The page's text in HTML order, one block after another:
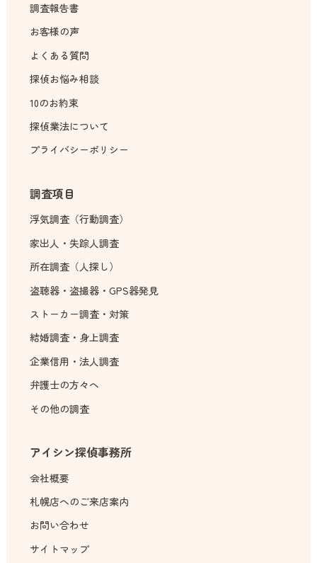
調査報告書
お客様の声
よくある質問
探偵お悩み相談
10のお約束
探偵業法について
プライバシーポリシー
調査項目
浮気調査（行動調査）
家出人・失踪人調査
所在調査（人探し）
盗聴器・盗撮器・GPS器発見
ストーカー調査・対策
結婚調査・身上調査
企業信用・法人調査
弁護士の方々へ
その他の調査
アイシン探偵事務所
会社概要
札幌店へのご来店案内
お問い合わせ
サイトマップ